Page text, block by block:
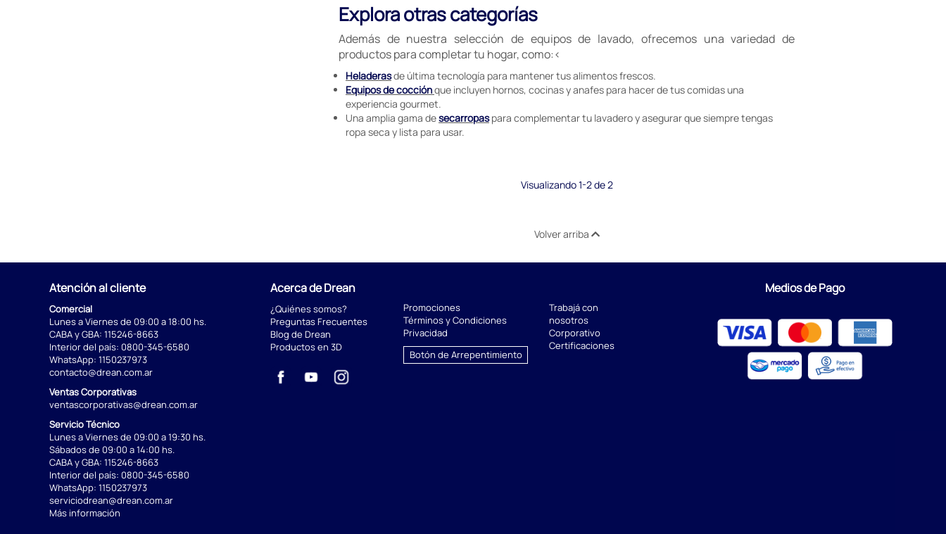
Explora otras categorías
Además de nuestra selección de equipos de lavado, ofrecemos una variedad de
productos para completar tu hogar, como:<
Heladerasde última tecnología para mantener tus alimentos frescos.
Equipos de cocciónque incluyen hornos, cocinas y anafes para hacer de tus comidas una
experiencia gourmet.
Una amplia gama desecarropaspara complementar tu lavadero y asegurar que siempre tengas
ropa seca y lista para usar.
Visualizando 1-2 de 2
Volver arriba
Atención al cliente
Comercial
Lunes a Viernes de 09:00 a 18:00 hs.
CABA y GBA: 115246-8663
Interior del país: 0800-345-6580
WhatsApp: 1150237973
contacto@drean.com.ar
Ventas Corporativas
ventascorporativas@drean.com.ar
Servicio Técnico
Lunes a Viernes de 09:00 a 19:30 hs.
Sábados de 09:00 a 14:00 hs.
CABA y GBA: 115246-8663
Interior del país: 0800-345-6580
WhatsApp: 1150237973
serviciodrean@drean.com.ar
Más información
Acerca de Drean
¿Quiénes somos?
Preguntas Frecuentes
Blog de Drean
Productos en 3D
Promociones
Términos y Condiciones
Privacidad
Botón de Arrepentimiento
Trabajá con
nosotros
Corporativo
Certificaciones
Medios de Pago